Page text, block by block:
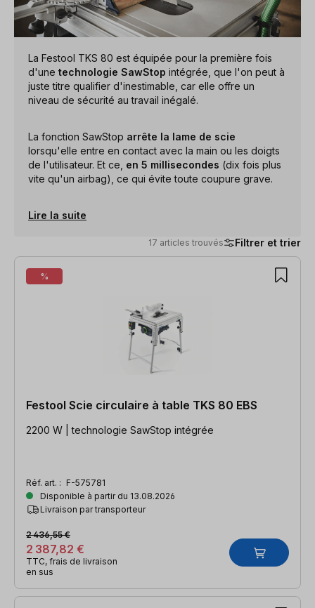
La Festool TKS 80 est équipée pour la première fois
d'une technologie SawStop intégrée, que l'on peut à
juste titre qualifier d'inestimable, car elle offre un
niveau de sécurité au travail inégalé.
La fonction SawStop arrête la lame de scie
lorsqu'elle entre en contact avec la main ou les doigts
de l'utilisateur. Et ce, en 5 millisecondes (dix fois plus
vite qu'un airbag), ce qui évite toute coupure grave.
Lire la suite
17 articles trouvés Filtrer et trier
17 articles trouvés
%
Festool Scie circulaire à table TKS 80 EBS
2200 W | technologie SawStop intégrée
Réf. art. : F-575781
Disponible à partir du 13.08.2026
Livraison par transporteur
2 387,82 €
2 436,55 €
TTC, frais de livraison
en sus